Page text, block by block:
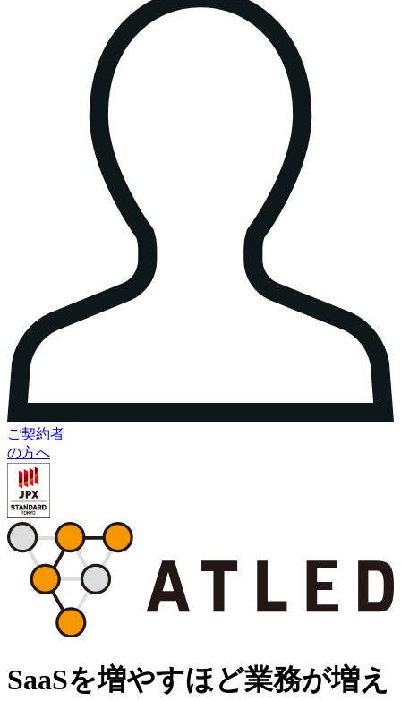
ご契約者
の方へ
SaaSを増やすほど業務が増え